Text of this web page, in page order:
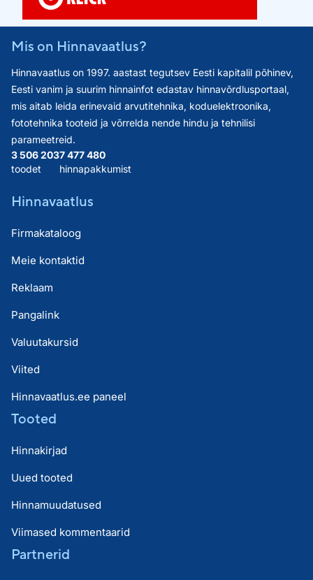
Mis on Hinnavaatlus?
Hinnavaatlus on 1997. aastast tegutsev Eesti kapitalil põhinev,
Eesti vanim ja suurim hinnainfot edastav hinnavõrdlusportaal,
mis aitab leida erinevaid arvutitehnika, koduelektroonika,
fototehnika tooteid ja võrrelda nende hindu ja tehnilisi
parameetreid.
3 506 203
toodet
7 477 480
hinnapakkumist
Hinnavaatlus
Firmakataloog
Meie kontaktid
Reklaam
Pangalink
Valuutakursid
Viited
Hinnavaatlus.ee paneel
Tooted
Hinnakirjad
Uued tooted
Hinnamuudatused
Viimased kommentaarid
Partnerid